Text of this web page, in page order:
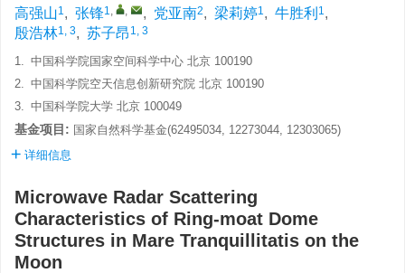
高强山1, 张锋1, , , 党亚南2, 梁莉婷1, 牛胜利 1,
殷浩林1, 3, 苏子昂 1, 3
1. 中国科学院国家空间科学中心 北京 100190
2. 中国科学院空天信息创新研究院 北京 100190
3. 中国科学院大学 北京 100049
基金项目: 国家自然科学基金(62495034, 12273044, 12303065)
详细信息
Microwave Radar Scattering
Characteristics of Ring-moat Dome
Structures in Mare Tranquillitatis on the
Moon